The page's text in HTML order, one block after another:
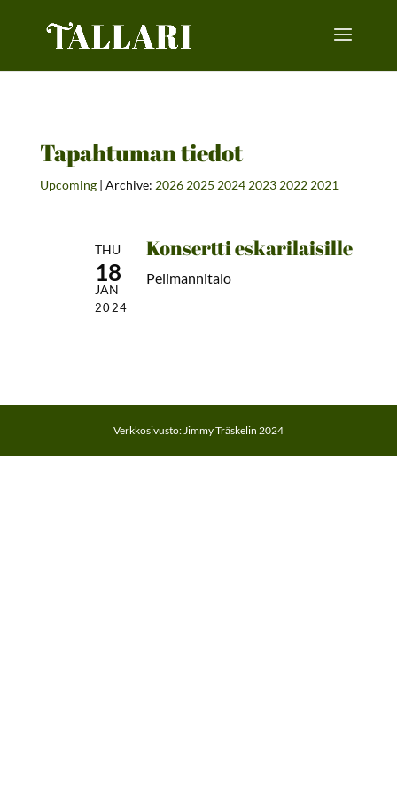
Tapahtuman tiedot
Upcoming| Archive: 2026 2025 2024 2023 2022 2021
THU
18
JAN
2024
Konsertti eskarilaisille
Pelimannitalo
Verkkosivusto: Jimmy Träskelin 2024